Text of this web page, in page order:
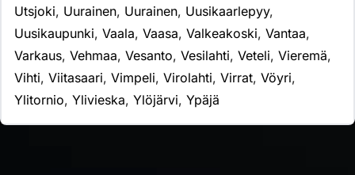
Utsjoki, Uurainen, Uurainen, Uusikaarlepyy,
Uusikaupunki, Vaala, Vaasa, Valkeakoski, Vantaa,
Varkaus, Vehmaa, Vesanto, Vesilahti, Veteli, Vieremä,
Vihti, Viitasaari, Vimpeli, Virolahti, Virrat, Vöyri,
Ylitornio, Ylivieska, Ylöjärvi, Ypäjä